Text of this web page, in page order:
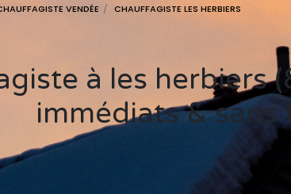
VENDÉE CHAUFFAGISTE LES HERBIERS
immédiats & sans